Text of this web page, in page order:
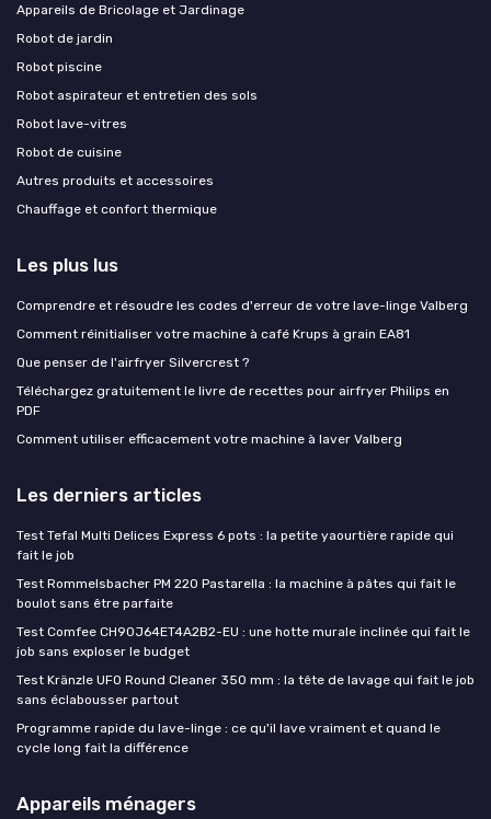
Appareils de Bricolage et Jardinage
Robot de jardin
Robot piscine
Robot aspirateur et entretien des sols
Robot lave-vitres
Robot de cuisine
Autres produits et accessoires
Chauffage et confort thermique
Les plus lus
Comprendre et résoudre les codes d'erreur de votre lave-linge Valberg
Comment réinitialiser votre machine à café Krups à grain EA81
Que penser de l'airfryer Silvercrest ?
Téléchargez gratuitement le livre de recettes pour airfryer Philips en
PDF
Comment utiliser efficacement votre machine à laver Valberg
Les derniers articles
Test Tefal Multi Delices Express 6 pots : la petite yaourtière rapide qui
fait le job
Test Rommelsbacher PM 220 Pastarella : la machine à pâtes qui fait le
boulot sans être parfaite
Test Comfee CH90J64ET4A2B2-EU : une hotte murale inclinée qui fait le
job sans exploser le budget
Test Kränzle UFO Round Cleaner 350 mm : la tête de lavage qui fait le job
sans éclabousser partout
Programme rapide du lave-linge : ce qu'il lave vraiment et quand le
cycle long fait la différence
Appareils ménagers